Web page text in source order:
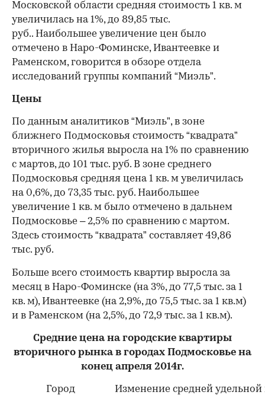
Московской области средняя стоимость 1 кв. м
увеличилась на 1%, до 89,85 тыс.
руб.. Наибольшее увеличение цен было
отмечено в Наро-Фоминске, Ивантеевке и
Раменском, говорится в обзоре отдела
исследований группы компаний “Миэль”.
Цены
По данным аналитиков “Миэль”, в зоне
ближнего Подмосковья стоимость “квадрата”
вторичного жилья выросла на 1% по сравнению
с мартов, до 101 тыс. руб. В зоне среднего
Подмосковья средняя цена 1 кв. м увеличилась
на 0,6%, до 73,35 тыс. руб. Наибольшее
увеличение 1 кв. м было отмечено в дальнем
Подмосковье – 2,5% по сравнению с мартом.
Здесь стоимость “квадрата” составляет 49,86
тыс. руб.
Больше всего стоимость квартир выросла за
месяц в Наро-Фоминске (на 3%, до 77,5 тыс. за 1
кв. м), Ивантеевке (на 2,9%, до 75,5 тыс. за 1 кв.м)
и в Раменском (на 2,5%, до 72,9 тыс. за 1 кв.м).
Средние цена на городские квартиры
вторичного рынка в городах Подмосковье на
конец апреля 2014г.
Город
Изменение средней